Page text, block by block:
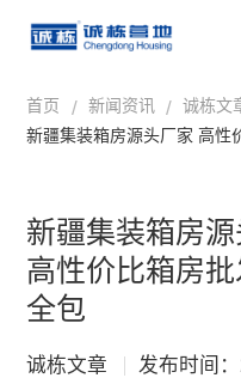
首页 / 新闻资讯 / 诚栋文
新疆集装箱房源头厂家 高性
新疆集装箱房
高性价比箱房
全包
诚栋文章
发布时间